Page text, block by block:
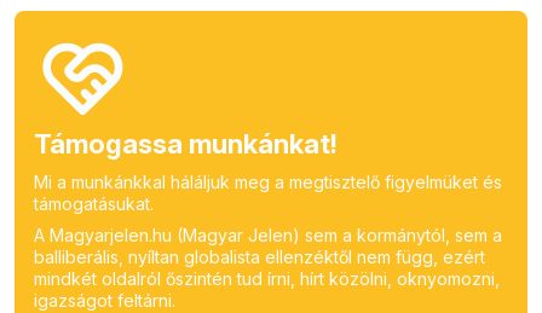
Támogassa munkánkat!
Mi a munkánkkal háláljuk meg a megtisztelő figyelmüket és
támogatásukat.
A Magyarjelen.hu (Magyar Jelen) sem a kormánytól, sem a
balliberális, nyíltan globalista ellenzéktől nem függ, ezért
mindkét oldalról őszintén tud írni, hírt közölni, oknyomozni,
igazságot feltárni.